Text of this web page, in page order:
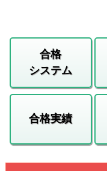
合格
システム
合格実績